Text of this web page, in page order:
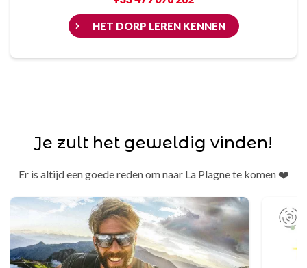
HET DORP LEREN KENNEN
Je zult het geweldig vinden!
Er is altijd een goede reden om naar La Plagne te komen ❤️